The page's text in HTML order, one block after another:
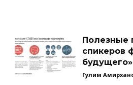
Полезные
спикеров
будущего»
Гулим